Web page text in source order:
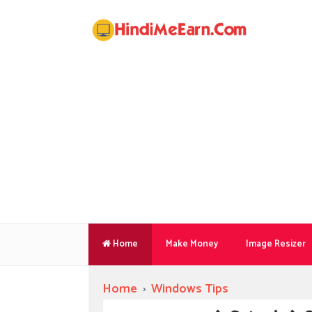
Home Make Money Image Resizer
Home › Windows Tips